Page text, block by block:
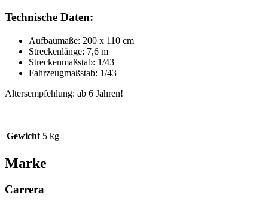
Technische Daten:
Aufbaumaße: 200 x 110 cm
Streckenlänge: 7,6 m
Streckenmaßstab: 1/43
Fahrzeugmaßstab: 1/43
Altersempfehlung: ab 6 Jahren!
Gewicht 5 kg
Marke
Carrera